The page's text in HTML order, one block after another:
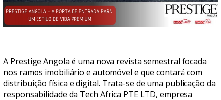
A Prestige Angola é uma nova revista semestral focada
nos ramos imobiliário e automóvel e que contará com
distribuição física e digital. Trata-se de uma publicação da
responsabilidade da Tech Africa PTE LTD, empresa